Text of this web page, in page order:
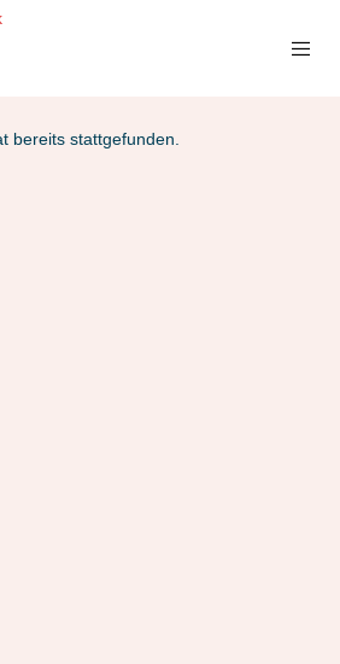
bereits stattgefunden.